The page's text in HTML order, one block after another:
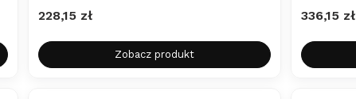
Cena
228,15 zł
Zobacz produkt
Cena
336,15 zł